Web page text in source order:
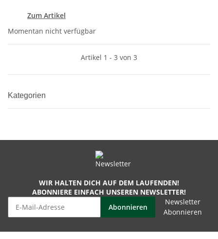
Zum Artikel
Momentan nicht verfügbar
Artikel 1 - 3 von 3
Kategorien
WIR HALTEN DICH AUF DEM LAUFENDEN!
ABONNIERE EINFACH UNSEREN NEWSLETTER!
Abonnieren
Newsletter
Abonnieren